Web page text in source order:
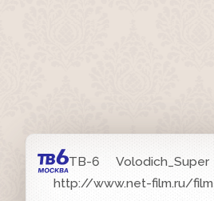
ТВ-6 Volodich_Super
http://www.net-film.ru/